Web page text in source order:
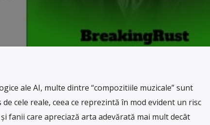
ale AI, multe dintre “compozitiile muzicale” sunt
cele reale, ceea ce reprezintă în mod evident un risc
fanii care apreciază arta adevărată mai mult decât